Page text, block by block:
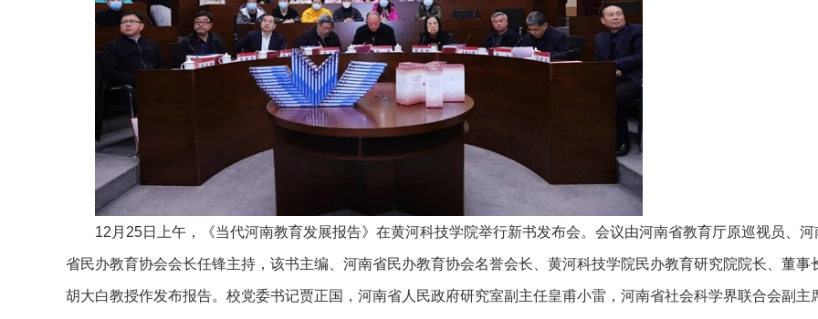
12月25日上午，《当代河南教育发展报告》在黄河科技学院举行新书发布会。会议由河南省教育厅原巡视员、河
省民办教育协会会长任锋主持，该书主编、河南省民办教育协会名誉会长、黄河科技学院民办教育研究院院长、董事
胡大白教授作发布报告。校党委书记贾正国，河南省人民政府研究室副主任皇甫小雷，河南省社会科学界联合会副主